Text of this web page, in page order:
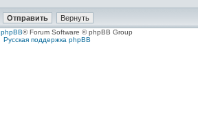
phpBB® Forum Software © phpBB Group
Русская поддержка phpBB